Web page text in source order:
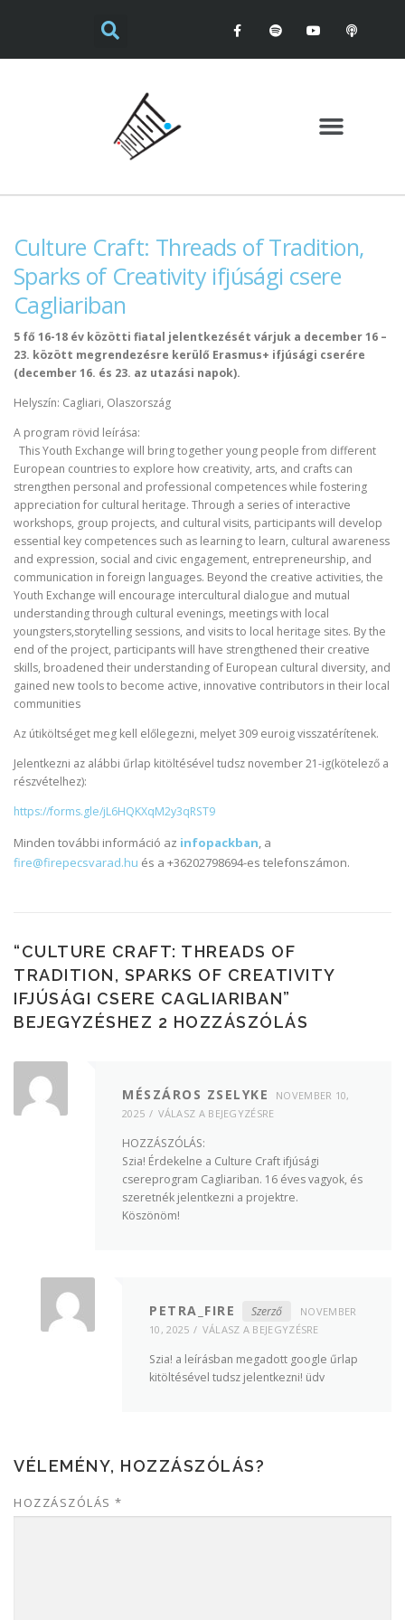
Culture Craft: Threads of Tradition,
Sparks of Creativity ifjúsági csere
Cagliariban
5 fő 16-18 év közötti fiatal jelentkezését várjuk a december 16 –
23. között megrendezésre kerülő Erasmus+ ifjúsági cserére
(december 16. és 23. az utazási napok).
Helyszín: Cagliari, Olaszország
A program rövid leírása:
This Youth Exchange will bring together young people from different
European countries to explore how creativity, arts, and crafts can
strengthen personal and professional competences while fostering
appreciation for cultural heritage. Through a series of interactive
workshops, group projects, and cultural visits, participants will develop
essential key competences such as learning to learn, cultural awareness
and expression, social and civic engagement, entrepreneurship, and
communication in foreign languages. Beyond the creative activities, the
Youth Exchange will encourage intercultural dialogue and mutual
understanding through cultural evenings, meetings with local
youngsters,storytelling sessions, and visits to local heritage sites. By the
end of the project, participants will have strengthened their creative
skills, broadened their understanding of European cultural diversity, and
gained new tools to become active, innovative contributors in their local
communities
Az útiköltséget meg kell előlegezni, melyet 309 euroig visszatérítenek.
Jelentkezni az alábbi űrlap kitöltésével tudsz november 21-ig(kötelező a
részvételhez):
https://forms.gle/jL6HQKXqM2y3qRST9
Minden további információ az infopackban, a
fire@firepecsvarad.hu és a +36202798694-es telefonszámon.
“CULTURE CRAFT: THREADS OF
TRADITION, SPARKS OF CREATIVITY
IFJÚSÁGI CSERE CAGLIARIBAN”
BEJEGYZÉSHEZ 2 HOZZÁSZÓLÁS
MÉSZÁROS ZSELYKE
NOVEMBER 10,
2025
VÁLASZ A BEJEGYZÉSRE
HOZZÁSZÓLÁS:
Szia! Érdekelne a Culture Craft ifjúsági
csereprogram Cagliariban. 16 éves vagyok, és
szeretnék jelentkezni a projektre.
Köszönöm!
PETRA_FIRE Szerző
NOVEMBER
10, 2025
VÁLASZ A BEJEGYZÉSRE
Szia! a leírásban megadott google űrlap
kitöltésével tudsz jelentkezni! üdv
VÉLEMÉNY, HOZZÁSZÓLÁS?
HOZZÁSZÓLÁS *